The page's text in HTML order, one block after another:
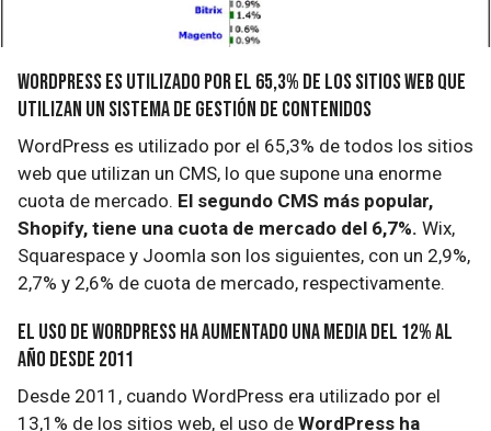
WordPress es utilizado por el 65,3% de los sitios web que
utilizan un sistema de gestión de contenidos
WordPress es utilizado por el 65,3% de todos los sitios
web que utilizan un CMS, lo que supone una enorme
cuota de mercado. El segundo CMS más popular,
Shopify, tiene una cuota de mercado del 6,7%. Wix,
Squarespace y Joomla son los siguientes, con un 2,9%,
2,7% y 2,6% de cuota de mercado, respectivamente.
El uso de WordPress ha aumentado una media del 12% al
año desde 2011
Desde 2011, cuando WordPress era utilizado por el
13,1% de los sitios web, el uso de WordPress ha